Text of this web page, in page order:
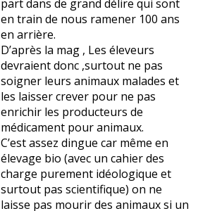
part dans de grand délire qui sont
en train de nous ramener 100 ans
en arrière.
D’après la mag , Les éleveurs
devraient donc ,surtout ne pas
soigner leurs animaux malades et
les laisser crever pour ne pas
enrichir les producteurs de
médicament pour animaux.
C’est assez dingue car même en
élevage bio (avec un cahier des
charge purement idéologique et
surtout pas scientifique) on ne
laisse pas mourir des animaux si un